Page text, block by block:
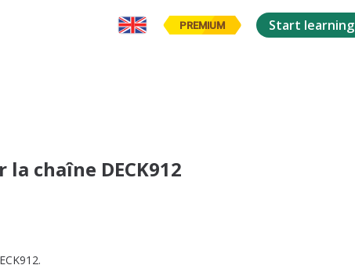
PREMIUM Start learning
chaîne DECK912